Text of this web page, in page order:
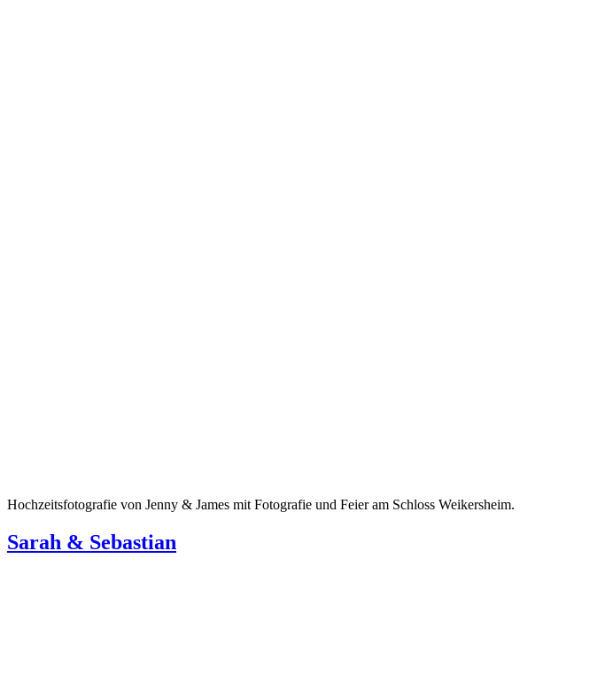
Hochzeitsfotografie von Jenny & James mit Fotografie und Feier am Schloss Weikersheim.
Sarah & Sebastian